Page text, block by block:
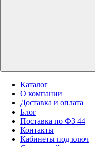
Каталог
О компании
Доставка и оплата
Блог
Поставка по ФЗ 44
Контакты
Кабинеты под ключ